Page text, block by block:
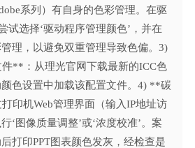
系列）有自身的色彩管理。在驱
试选择‘驱动程序管理颜色’，并在
理，以避免双重管理导致色偏。3)
**：从理光官网下载最新的ICC色
色设置中加载该配置文件。4) **碳
印机Web管理界面（输入IP地址访
‘图像质量调整’或‘浓度校准’。案
打印PPT图表颜色发灰，经检查是